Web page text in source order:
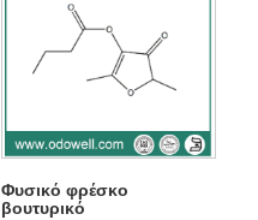
Φυσικό φρέσκο ​​
βουτυρικό